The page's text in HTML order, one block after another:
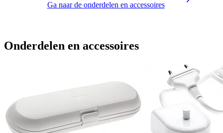
Ga naar de onderdelen en accessoires
Onderdelen en accessoires